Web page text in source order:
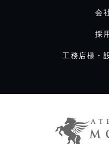
会
採
工務店様・